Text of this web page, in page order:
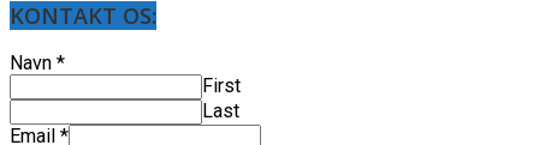
KONTAKT OS:
Navn *
First
Last
Email *